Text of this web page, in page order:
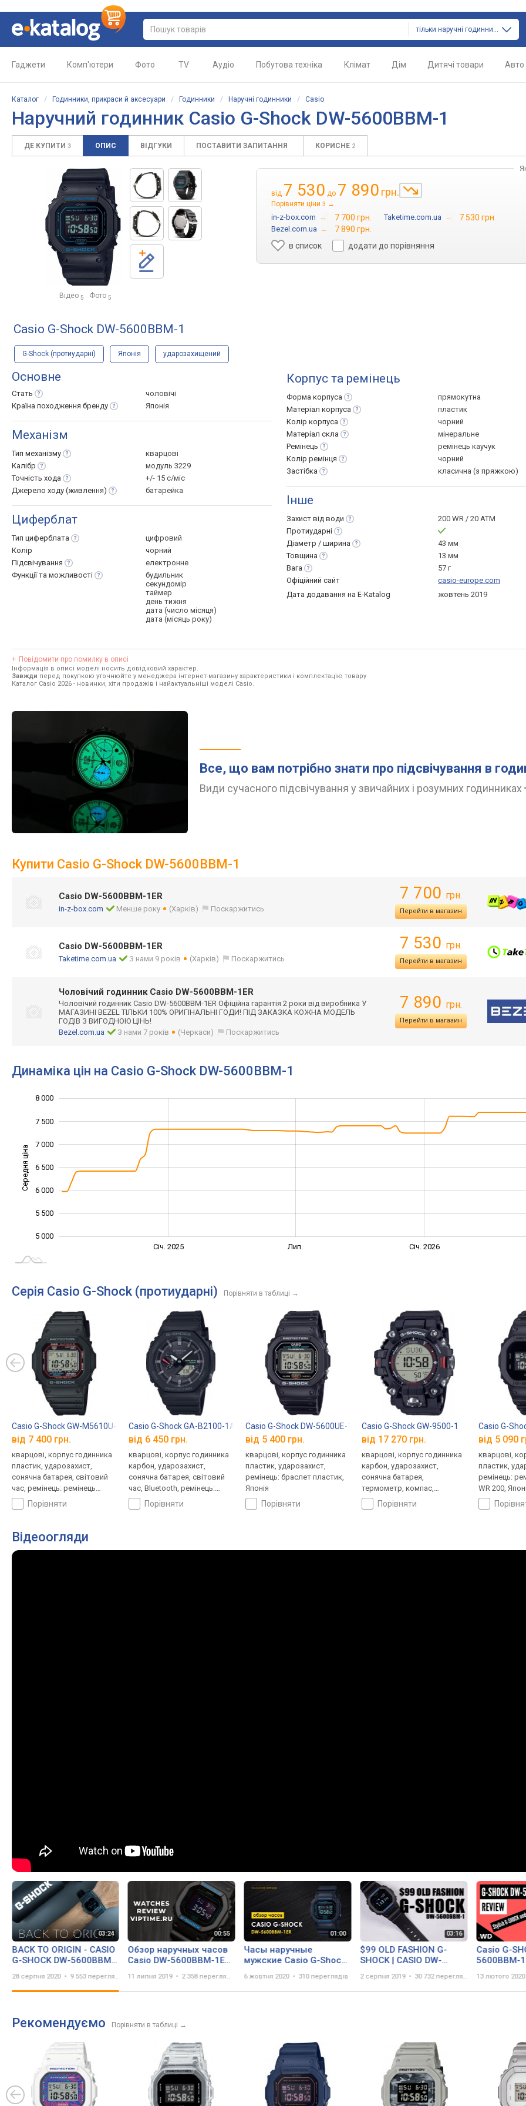
тільки наручні годинники
Гаджети Комп'ютери Фото TV Аудіо Побутова техніка Клімат Дім Дитячі товари Авто
Каталог / Годинники, прикраси й аксесуари / Годинники / Наручні годинники / Casio
Наручний годинник Casio G-Shock DW-5600BBM-1
ДЕ КУПИТИ 3 ОПИС ВІДГУКИ ПОСТАВИТИ ЗАПИТАННЯ КОРИСНЕ 2
Відео 5 Фото 5
від 7 530 до 7 890 грн.
Порівняти ціни 3 →
in-z-box.com → 7 700 грн. Taketime.com.ua → 7 530 грн.
Bezel.com.ua →
7 890 грн.
в список
додати до порівняння
Casio G-Shock DW-5600BBM-1
G-Shock (протиударні) Японія ударозахищений
Основне
Стать
чоловічі
Країна походження бренду Японія
Механізм
Тип механізму
кварцові
Калібр
модуль 3229
Точність хода
+/- 15 с/міс
Джерело ходу (живлення) батарейка
Циферблат
Тип циферблата
цифровий
Колір
чорний
Підсвічування
електронне
Функції та можливості
будильник
секундомір
таймер
день тижня
дата (число місяця)
дата (місяць року)
Корпус та ремінець
Форма корпуса
прямокутна
Матеріал корпуса
пластик
Колір корпуса
чорний
Матеріал скла
мінеральне
Ремінець
ремінець каучук
Колір ремінця
чорний
Застібка
класична (з пряжкою)
Інше
Захист від води
200 WR / 20 ATM
Протиударні
Діаметр / ширина
43 мм
Товщина
13 мм
Вага
57 г
Офіційний сайт
casio-europe.com
Дата додавання на E-Katalog
жовтень 2019
Повідомити про помилку в описі
Інформація в описі моделі носить довідковий характер.
Завжди перед покупкою уточнюйте у менеджера інтернет-магазину характеристики і комплектацію товару
Каталог Casio 2026 - новинки, хіти продажів і найактуальніші моделі Casio.
Все, що вам потрібно знати про підсвічування в
Види сучасного підсвічування у звичайних і розумних годинниках
Купити Casio G-Shock DW-5600BBM-1
Casio DW-5600BBM-1ER
in-z-box.com Менше року (Харків) Поскаржитись
7 700 грн.
Перейти в магазин
Casio DW-5600BBM-1ER
Taketime.com.ua З нами 9 років (Харків) Поскаржитись
7 530 грн.
Перейти в магазин
Чоловічий годинник Casio DW-5600BBM-1ER
Чоловічий годинник Casio DW-5600BBM-1ER Офіційна гарантія 2 роки від виробника У
МАГАЗИНІ BEZEL ТІЛЬКИ 100% ОРИГІНАЛЬНІ ГОДИ! ПІД ЗАКАЗКА КОЖНА МОДЕЛЬ
ГОДІВ З ВИГОДНОЮ ЦІНЬ!
Bezel.com.ua
З нами 7 років (Черкаси) Поскаржитись
7 890 грн.
Перейти в магазин
Динаміка цін на Casio G-Shock DW-5600BBM-1
Середня ціна 5 000
5 000
5 500
6 000
6 500
7 000
7 500
8 000
Січ. 2025 Лип. Січ. 2026
Серія Casio G-Shock (протиударні) Порівняти в таблиці →
Casio G-Shock GW-M5610U-1E
від 7 400 грн.
кварцові, корпус годинника
пластик, ударозахист,
сонячна батарея, світовий
час, ремінець: ремінець
каучук, WR 200, Японія
порівняти
Casio G-Shock GA-B2100-1A
від 6 450 грн.
кварцові, корпус годинника
карбон, ударозахист,
сонячна батарея, світовий
час, Bluetooth, ремінець:
браслет пластик, WR 200,
Японія
порівняти
Casio G-Shock DW-5600UE-1
від 5 400 грн.
кварцові, корпус годинника
пластик, ударозахист,
ремінець: браслет пластик,
Японія
порівняти
Casio G-Shock GW-9500-1
від 17 270 грн.
кварцові, корпус годинника
карбон, ударозахист,
сонячна батарея,
термометр, компас,
висотомір, барометр,
світовий час, ремінець:
порівняти
Casio G-
від 5 090
кварцові,
пластик,
ремінець:
WR 200,
Відеоогляди
BACK TO ORIGIN - CASIO
G-SHOCK DW-5600BBM-
28 серпня 2020 9 553 перегляда
Обзор наручных часов
Casio DW-5600BBM-1ER
11 липня 2019 2 358 переглядів
Часы наручные
мужские Casio G-Shock
6 жовтня 2020 310 переглядів
$99 OLD FASHION G-
SHOCK | CASIO DW-
& SPEC
2 серпня 2019 30 732 перегляда
Casio G-
5600BBM-
under $70!
13 лютого 2020
Рекомендуємо Порівняти в таблиці →